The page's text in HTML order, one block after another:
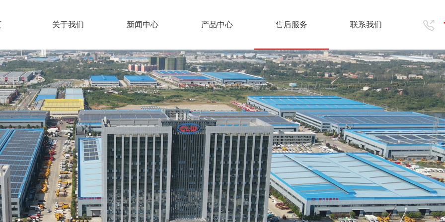
关于我们 新闻中心 产品中心 售后服务 联系我们